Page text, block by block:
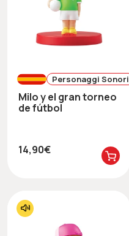
Personaggi Sonori
Milo y el gran torneo
de fútbol
14,90€